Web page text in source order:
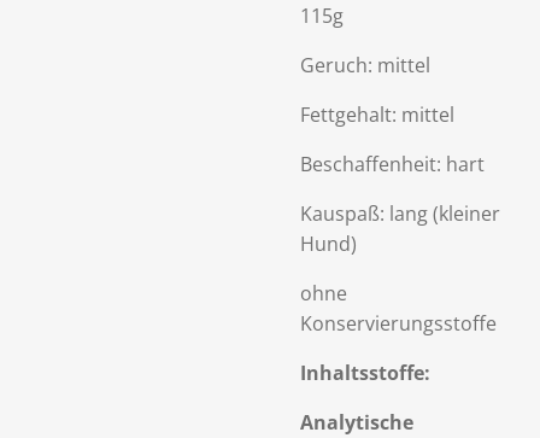
115g
Geruch: mittel
Fettgehalt: mittel
Beschaffenheit: hart
Kauspaß: lang (kleiner
Hund)
ohne
Konservierungsstoffe
Inhaltsstoffe:
Analytische